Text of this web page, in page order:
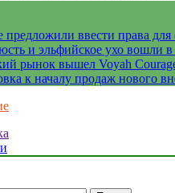
предложили ввести права для
и эльфийское ухо вошли
рынок вышел Voyah
к началу продаж нового